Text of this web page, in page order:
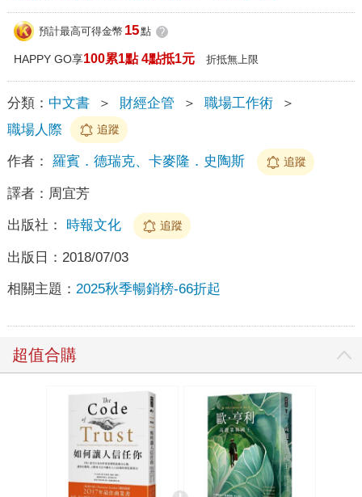
預計最高可得金幣 15點 ?
HAPPY GO享100累1點 4點抵1元 折抵無上限
分類： 中文書 ＞ 財經企管 ＞ 職場工作術
＞
職場人際
追蹤
作者： 羅賓．德瑞克、卡麥隆．史陶斯 追蹤
譯者： 周宜芳
出版社： 時報文化 追蹤
出版日： 2018/07/03
相關主題： 2025秋季暢銷榜-66折起
超值合購